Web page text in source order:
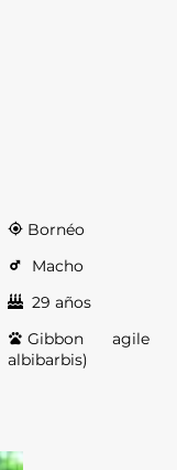
Bornéo
Macho
29 años
Gibbon agile
albibarbis)